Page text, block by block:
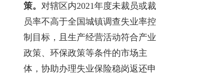
策。 对辖区内2021年度未裁员或裁
员率不高于全国城镇调查失业率控
制目标，且生产经营活动符合产业
政策、环保政策等条件的市场主
体，协助办理失业保险稳岗返还申